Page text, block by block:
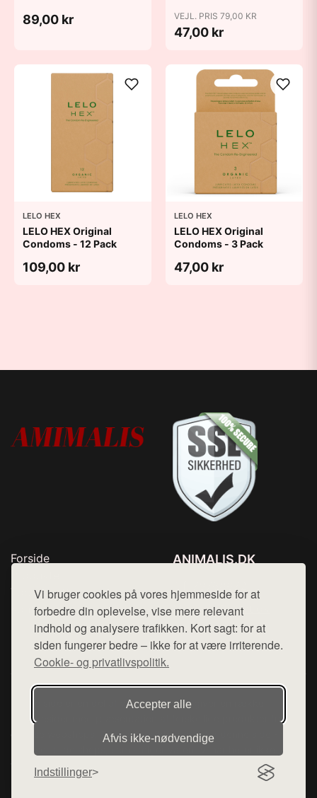
Vi bruger cookies på vores hjemmeside for at
forbedre din oplevelse, vise mere relevant
indhold og analysere trafikken. Kort sagt: for at
siden fungerer bedre – ikke for at være irriterende.
Cookie- og privatlivspolitik.
Accepter alle
Afvis ikke‑nødvendige
Indstillinger
89,00 kr VEJL. PRIS 79,00 KR
47,00 kr
LELO HEX
LELO HEX Original
Condoms - 12 Pack
109,00 kr
LELO HEX
LELO HEX Original
Condoms - 3 Pack
47,00 kr
Forside
Top Rabatter
Kontakt
ANIMALIS.DK
Mail: hej@want.dk
Cookie- og privatlivspolitik
Denne side er en del af want.dk, der udgiver en række
hjemmesider med præsentation af forskellige produkter fra
diverse webshops. Der sælges ikke varer fra denne side - vi
henviser til de shops, som sælger varen. Vi har heller ikke
varerne på lager.